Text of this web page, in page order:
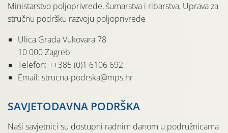
Ministarstvo poljoprivrede, šumarstva i ribarstva, Uprava za
stručnu podršku razvoju poljoprivrede
Ulica Grada Vukovara 78
10 000 Zagreb
Telefon: ++385 (0)1 6106 692
Email: strucna-podrska@mps.hr
SAVJETODAVNA PODRŠKA
Naši savjetnici su dostupni radnim danom u podružnicama